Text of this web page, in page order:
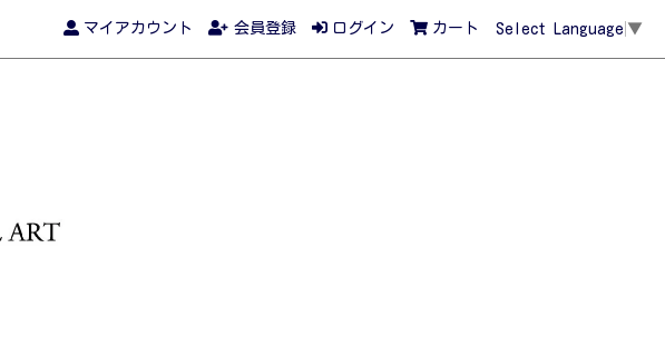
マイアカウント 会員登録 ログイン カート Select Language ▼